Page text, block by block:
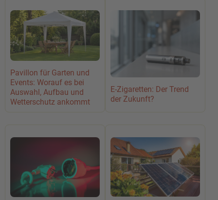
Pavillon für Garten und
Events: Worauf es bei
Auswahl, Aufbau und
Wetterschutz ankommt
E-Zigaretten: Der Trend
der Zukunft?